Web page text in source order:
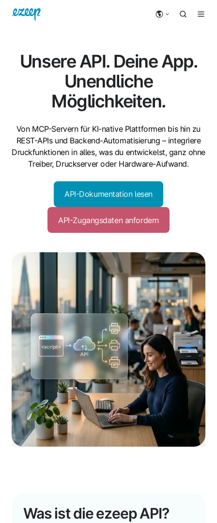
Unsere API. Deine App.
Unendliche
Möglichkeiten.
Von MCP-Servern für KI-native Plattformen bis hin zu
REST-APIs und Backend-Automatisierung – integriere
Druckfunktionen in alles, was du entwickelst, ganz ohne
Treiber, Druckserver oder Hardware-Aufwand.
API-Dokumentation lesen
API-Zugangsdaten anfordern
Was ist die ezeep API?